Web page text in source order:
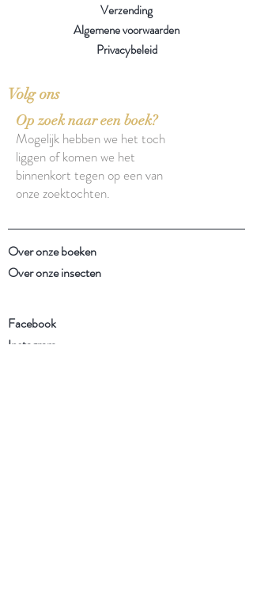
Verzending
Algemene voorwaarden
Privacybeleid
Volg ons
Op zoek naar een boek?
Mogelijk hebben we het toch
liggen of komen we het
binnenkort tegen op een van
onze zoektochten.
Over onze boeken
Over onze insecten
Facebook
Instagram